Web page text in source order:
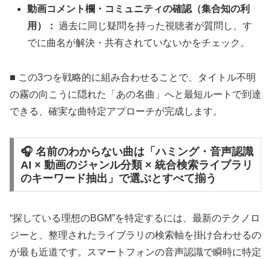
動画コメント欄・コミュニティの確認（集合知の利
用）： 過去に同じ疑問を持った視聴者が質問し、す
でに曲名が解決・共有されていないかをチェック。
■ この3つを戦略的に組み合わせることで、タイトル不明
の霧の向こうに隠れた「あの名曲」へと最短ルートで到達
できる、確実な曲特定アプローチが完成します。
🎧 名前のわからない曲は「ハミング・音声認識
AI × 動画のジャンル分類 × 統合検索ライブラリ
のキーワード抽出」で選ぶとすべて揃う
“探している理想のBGM”を特定するには、最新のテクノロ
ジーと、整理されたライブラリの検索軸を掛け合わせるの
が最も近道です。スマートフォンの音声認識で瞬時に特定